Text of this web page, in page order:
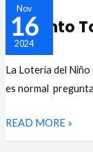
Nov
16
2024
¿Cuánto
BLOG
La Lotería del Niño
es normal
¿CUÁNTO
TOCA
EN
LA
LOTERÍA
NIÑO?
READ MORE »